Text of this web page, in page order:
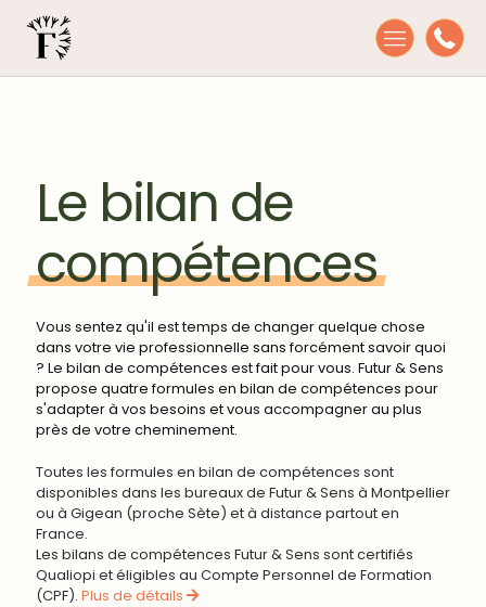
Le bilan de
compétences
Vous sentez qu'il est temps de changer quelque chose
dans votre vie professionnelle sans forcément savoir quoi
? Le bilan de compétences est fait pour vous. Futur & Sens
propose quatre formules en bilan de compétences pour
s'adapter à vos besoins et vous accompagner au plus
près de votre cheminement.
Toutes les formules en bilan de compétences sont
disponibles dans les bureaux de Futur & Sens à Montpellier
ou à Gigean (proche Sète) et à distance partout en
France.
Les bilans de compétences Futur & Sens sont certifiés
Qualiopi et éligibles au Compte Personnel de Formation
(CPF). Plus de détails